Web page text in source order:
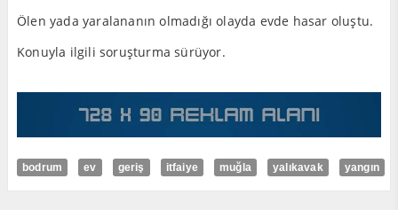
Ölen yada yaralananın olmadığı olayda evde hasar oluştu.
Konuyla ilgili soruşturma sürüyor.
bodrum ev geriş itfaiye muğla yalıkavak yangın